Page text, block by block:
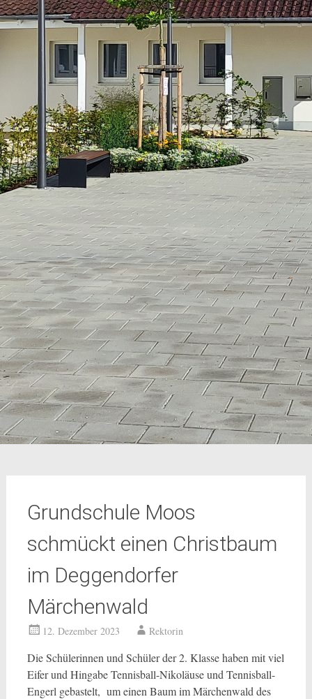
Grundschule Moos
schmückt einen Christbaum
im Deggendorfer
Märchenwald
12. Dezember 2023 Rektorin
Die Schülerinnen und Schüler der 2. Klasse haben mit viel
Eifer und Hingabe Tennisball-Nikoläuse und Tennisball-
Engerl gebastelt, um einen Baum im Märchenwald des